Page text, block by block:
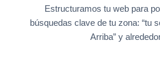
Estructuramos tu web para
búsquedas clave de tu zona: “tu
Arriba” y